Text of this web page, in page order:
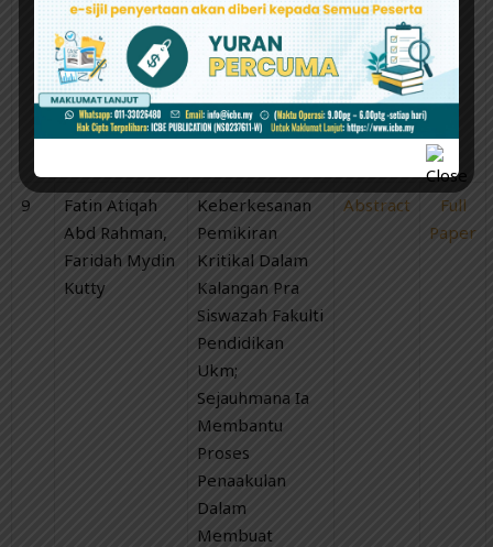
Mohammad
Mustafa,
Macliffton
Tembak Sinau,
Alloon J.
Secara Maya –
Pelaksanaan
Melalui Sistem
Pengurusan
Pembelajaran
9
Fatin Atiqah
Abd Rahman,
Faridah Mydin
Kutty
Keberkesanan
Pemikiran
Kritikal Dalam
Kalangan Pra
Siswazah Fakulti
Pendidikan
Ukm;
Sejauhmana Ia
Membantu
Proses
Penaakulan
Dalam
Membuat
Abstract
Full
Paper